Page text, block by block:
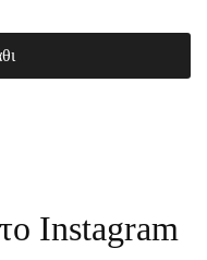
Instagram